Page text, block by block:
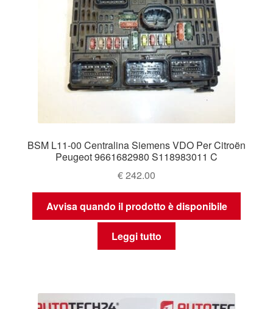
BSM L11-00 Centralina Siemens VDO Per Citroën
Peugeot 9661682980 S118983011 C
€242.00
Avvisa quando il prodotto è disponibile
Leggi tutto